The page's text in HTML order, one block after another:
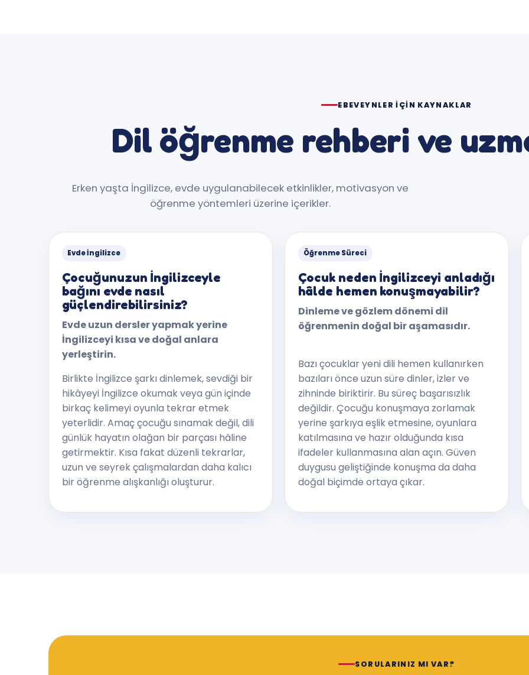
EBEVEYNLER IÇIN KAYNAKLAR
Dil öğrenme rehberi ve
Erken yaşta İngilizce, evde uygulanabilecek etkinlikler, motivasyon ve
öğrenme yöntemleri üzerine içerikler.
Evde İngilizce
Çocuğunuzun İngilizceyle
bağını evde nasıl
güçlendirebilirsiniz?
Evde uzun dersler yapmak yerine
İngilizceyi kısa ve doğal anlara
yerleştirin.
Birlikte İngilizce şarkı dinlemek, sevdiği bir
hikâyeyi İngilizce okumak veya gün içinde
birkaç kelimeyi oyunla tekrar etmek
yeterlidir. Amaç çocuğu sınamak değil, dili
günlük hayatın olağan bir parçası hâline
getirmektir. Kısa fakat düzenli tekrarlar,
uzun ve seyrek çalışmalardan daha kalıcı
bir öğrenme alışkanlığı oluşturur.
Öğrenme Süreci
Çocuk neden İngilizceyi anladığı
hâlde hemen konuşmayabilir?
Dinleme ve gözlem dönemi dil
öğrenmenin doğal bir aşamasıdır.
Bazı çocuklar yeni dili hemen kullanırken
bazıları önce uzun süre dinler, izler ve
zihninde biriktirir. Bu süreç başarısızlık
değildir. Çocuğu konuşmaya zorlamak
yerine şarkıya eşlik etmesine, oyunlara
katılmasına ve hazır olduğunda kısa
ifadeler kullanmasına alan açın. Güven
duygusu geliştiğinde konuşma da daha
doğal biçimde ortaya çıkar.
SORULARINIZ MI VAR?